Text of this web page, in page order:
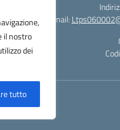
il nostro
dei
tutto
9257678 Email: